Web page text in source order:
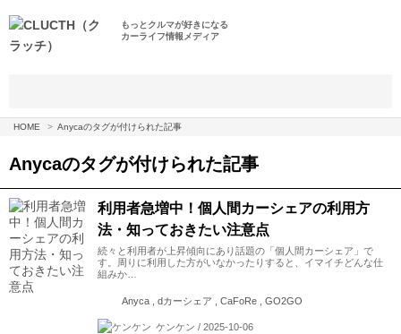
もっとクルマが好きになる
カーライフ情報メディア
HOME Anycaのタグが付けられた記事
Anycaのタグが付けられた記事
利用者急増中！個人間カーシェアの利用方
法・知っておきたい注意点
続々と利用者が上昇傾向にあり話題の「個人間カーシェア」で
す。周りに利用した方がいなかったりすると、イマイチどんな仕
組みか…
Anyca , dカーシェア , CaFoRe , GO2GO
ケンケン / 2025-10-06